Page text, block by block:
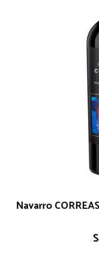
Navarro